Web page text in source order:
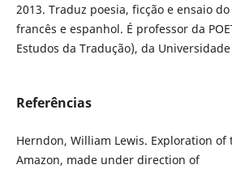
2013. Traduz poesia, ficção e ensaio
francês e espanhol. É professor da
Estudos da Tradução), da
Referências
Herndon, William Lewis. Exploration of
Amazon, made under direction of